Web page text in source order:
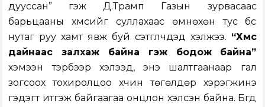
дууссан” гэж Д.Трамп Газын зурвасаас
барьцааны хүмүүсийг суллахаас өмнөхөн тус бүс
нутаг руу хамт явж буй сэтгүүлчдэд хэлжээ. “Хүмүүс
дайнаас залхаж байна гэж бодож байна”
хэмээн тэрбээр хэлээд, энэ шалтгаанаар гал
зогсоох тохиролцоо хүчин төгөлдөр хэрэгжинэ
гэдэгт итгэж байгаагаа онцлон хэлсэн байна. Бүгд